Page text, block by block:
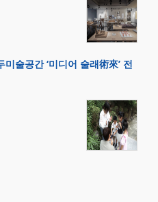
술공간 ‘미디어 술래術來’ 전